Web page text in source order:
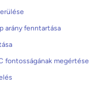
arány fenntartása
fontosságának megértése